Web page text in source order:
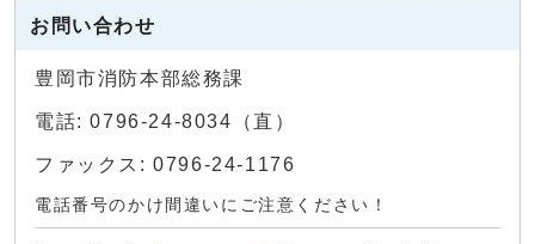
お問い合わせ
豊岡市消防本部総務課
電話: 0796-24-8034（直）
ファックス: 0796-24-1176
電話番号のかけ間違いにご注意ください！